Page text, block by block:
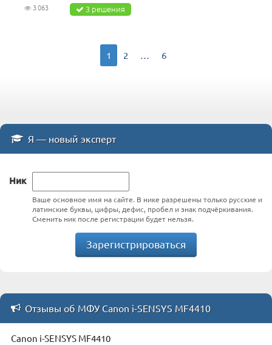
3 063 3 решения
1 2 … 6
Я — новый эксперт
Ник
Ваше основное имя на сайте. В нике разрешены только русские и
латинские буквы, цифры, дефис, пробел и знак подчёркивания.
Сменить ник после регистрации будет нельзя.
Зарегистрироваться
Отзывы об МФУ Canon i-SENSYS MF4410
Canon i-SENSYS MF4410